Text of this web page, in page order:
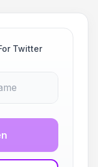
Twitter